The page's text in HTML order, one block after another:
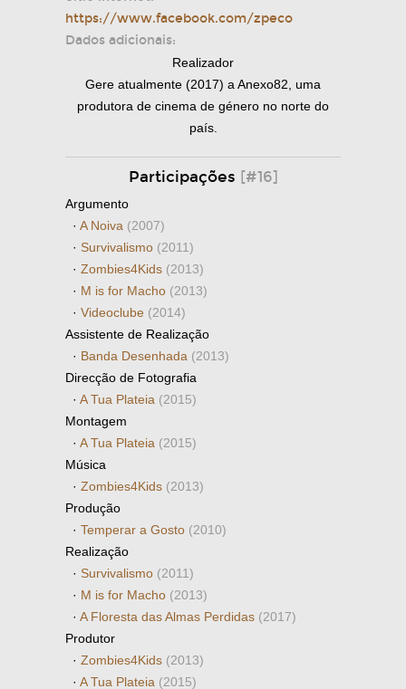
https://www.facebook.com/zpeco
Dados adicionais:
Realizador
Gere atualmente (2017) a Anexo82, uma
produtora de cinema de género no norte do
país.
Participações [#16]
Argumento
· A Noiva (2007)
· Survivalismo (2011)
· Zombies4Kids (2013)
· M is for Macho (2013)
· Videoclube (2014)
Assistente de Realização
· Banda Desenhada (2013)
Direcção de Fotografia
· A Tua Plateia (2015)
Montagem
· A Tua Plateia (2015)
Música
· Zombies4Kids (2013)
Produção
· Temperar a Gosto (2010)
Realização
· Survivalismo (2011)
· M is for Macho (2013)
· A Floresta das Almas Perdidas (2017)
Produtor
· Zombies4Kids (2013)
· A Tua Plateia (2015)